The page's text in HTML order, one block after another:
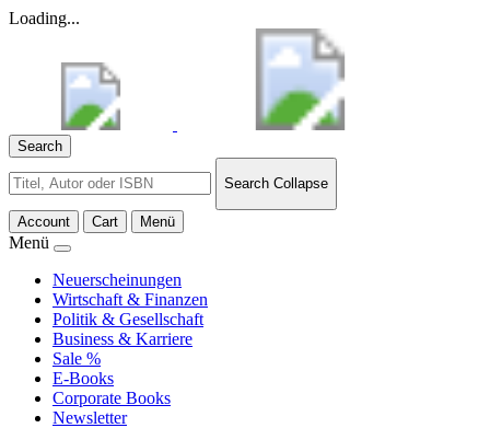
Loading...
Search
for:
Search Collapse
Account Cart Menü
Menü
Neuerscheinungen
Wirtschaft & Finanzen
Politik & Gesellschaft
Business & Karriere
Sale %
E-Books
Corporate Books
Newsletter